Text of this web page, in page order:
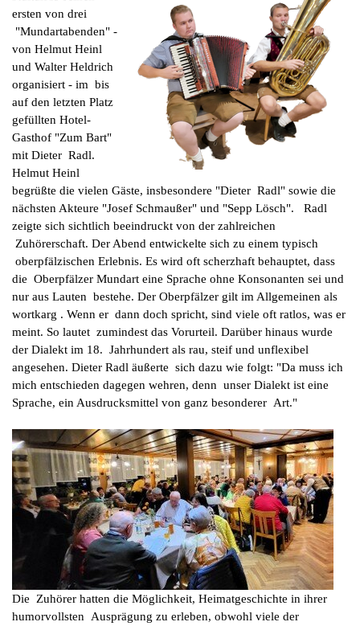
ersten von drei
"Mundartabenden" -
von Helmut Heinl
und Walter Heldrich
organisiert - im bis
auf den letzten Platz
gefüllten Hotel-
Gasthof "Zum Bart"
mit Dieter Radl.
Helmut Heinl
begrüßte die vielen Gäste, insbesondere "Dieter Radl" sowie die
nächsten Akteure "Josef Schmaußer" und "Sepp Lösch". Radl
zeigte sich sichtlich beeindruckt von der zahlreichen
Zuhörerschaft. Der Abend entwickelte sich zu einem typisch
oberpfälzischen Erlebnis. Es wird oft scherzhaft behauptet, dass
die Oberpfälzer Mundart eine Sprache ohne Konsonanten sei und
nur aus Lauten bestehe. Der Oberpfälzer gilt im Allgemeinen als
wortkarg . Wenn er dann doch spricht, sind viele oft ratlos, was er
meint. So lautet zumindest das Vorurteil. Darüber hinaus wurde
der Dialekt im 18. Jahrhundert als rau, steif und unflexibel
angesehen. Dieter Radl äußerte sich dazu wie folgt: "Da muss ich
mich entschieden dagegen wehren, denn unser Dialekt ist eine
Sprache, ein Ausdrucksmittel von ganz besonderer Art."
Die Zuhörer hatten die Möglichkeit, Heimatgeschichte in ihrer
humorvollsten Ausprägung zu erleben, obwohl viele der